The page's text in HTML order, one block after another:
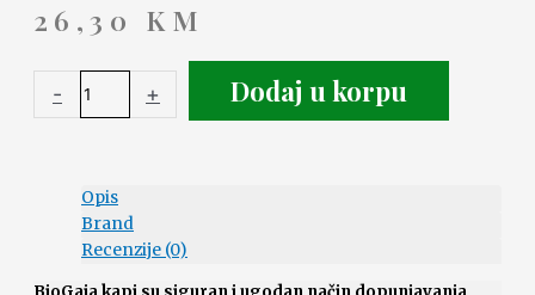
26,30 KM
- + Dodaj u korpu
Opis
Brand
Recenzije (0)